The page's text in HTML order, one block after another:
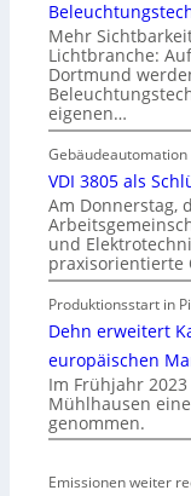
Mehr
Lichtbranche:
Dortmund
eigenen…
VDI 3805 als
Am Donnerstag,
und
praxisorientierte
Produktionsstart in
Dehn erweitert
europäischen
Im Frühjahr
Mühlhausen
genommen.
Emissionen weiter